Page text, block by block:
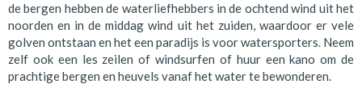
de bergen hebben de waterliefhebbers in de ochtend wind uit het
noorden en in de middag wind uit het zuiden, waardoor er vele
golven ontstaan en het een paradijs is voor watersporters. Neem
zelf ook een les zeilen of windsurfen of huur een kano om de
prachtige bergen en heuvels vanaf het water te bewonderen.